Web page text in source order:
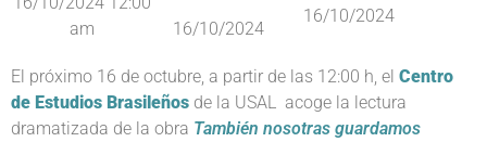
am
16/10/2024
16/10/2024
El próximo 16 de octubre, a partir de las 12:00 h, el Centro
de Estudios Brasileños de la USAL acoge la lectura
dramatizada de la obra También nosotras guardamos